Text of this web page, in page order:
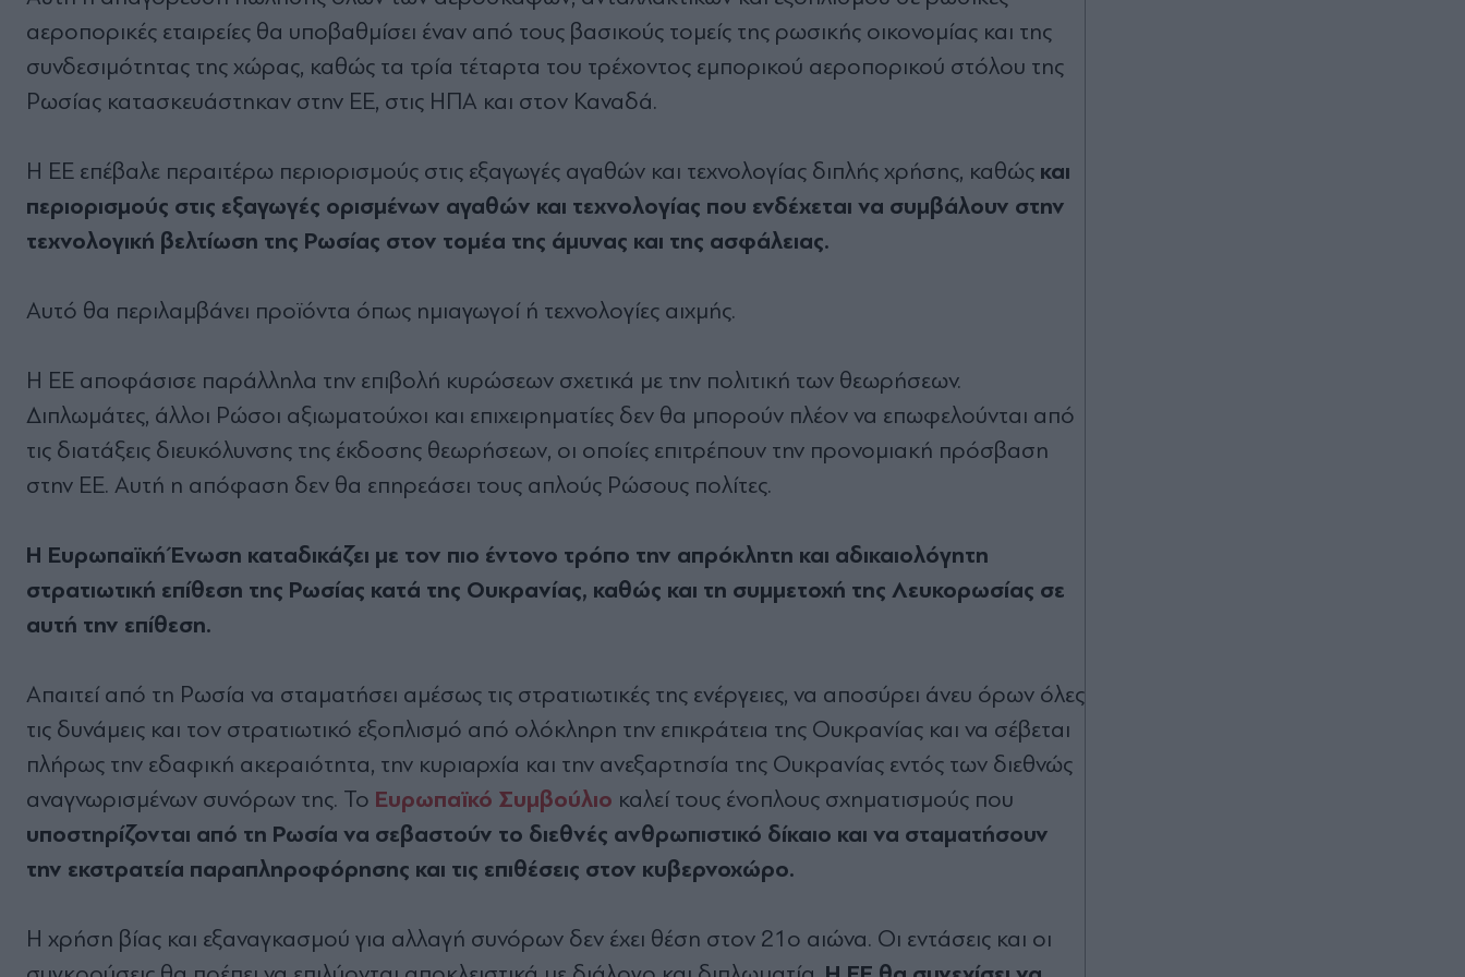
αεροπορικές εταιρείες θα υποβαθμίσει έναν από τους βασικούς τομείς της ρωσικής οικονομίας και της
συνδεσιμότητας της χώρας, καθώς τα τρία τέταρτα του τρέχοντος εμπορικού αεροπορικού στόλου της
Ρωσίας κατασκευάστηκαν στην ΕΕ, στις ΗΠΑ και στον Καναδά.
Η ΕΕ επέβαλε περαιτέρω περιορισμούς στις εξαγωγές αγαθών και τεχνολογίας διπλής χρήσης, καθώς και
περιορισμούς στις εξαγωγές ορισμένων αγαθών και τεχνολογίας που ενδέχεται να συμβάλουν στην
τεχνολογική βελτίωση της Ρωσίας στον τομέα της άμυνας και της ασφάλειας.
Αυτό θα περιλαμβάνει προϊόντα όπως ημιαγωγοί ή τεχνολογίες αιχμής.
Η ΕΕ αποφάσισε παράλληλα την επιβολή κυρώσεων σχετικά με την πολιτική των θεωρήσεων.
Διπλωμάτες, άλλοι Ρώσοι αξιωματούχοι και επιχειρηματίες δεν θα μπορούν πλέον να επωφελούνται από
τις διατάξεις διευκόλυνσης της έκδοσης θεωρήσεων, οι οποίες επιτρέπουν την προνομιακή πρόσβαση
στην ΕΕ. Αυτή η απόφαση δεν θα επηρεάσει τους απλούς Ρώσους πολίτες.
Η Ευρωπαϊκή Ένωση καταδικάζει με τον πιο έντονο τρόπο την απρόκλητη και αδικαιολόγητη
στρατιωτική επίθεση της Ρωσίας κατά της Ουκρανίας, καθώς και τη συμμετοχή της Λευκορωσίας σε
αυτή την επίθεση.
Απαιτεί από τη Ρωσία να σταματήσει αμέσως τις στρατιωτικές της ενέργειες, να αποσύρει άνευ όρων όλες
τις δυνάμεις και τον στρατιωτικό εξοπλισμό από ολόκληρη την επικράτεια της Ουκρανίας και να σέβεται
πλήρως την εδαφική ακεραιότητα, την κυριαρχία και την ανεξαρτησία της Ουκρανίας εντός των διεθνώς
αναγνωρισμένων συνόρων της. Το Ευρωπαϊκό Συμβούλιο καλεί τους ένοπλους σχηματισμούς που
υποστηρίζονται από τη Ρωσία να σεβαστούν το διεθνές ανθρωπιστικό δίκαιο και να σταματήσουν
την εκστρατεία παραπληροφόρησης και τις επιθέσεις στον κυβερνοχώρο.
Η χρήση βίας και εξαναγκασμού για αλλαγή συνόρων δεν έχει θέση στον 21ο αιώνα. Οι εντάσεις και οι